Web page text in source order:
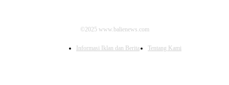
©2025 www.balienews.com
Informasi Iklan dan Berita Tentang Kami